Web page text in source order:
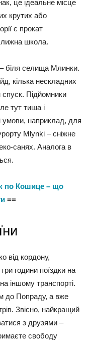
це ідеальне місце
крутих або
є прокат
лижна школа.
біля селища Млинки.
кілька нескладних
спуск. Підйомники
тут тиша і
умови, наприклад, для
Mlynki – сніжне
санях. Аналога в
по Кошице – що
==
від кордону,
години поїздки на
іншому транспорті.
до Попраду, а вже
Звісно, найкращий
з друзями –
свободу